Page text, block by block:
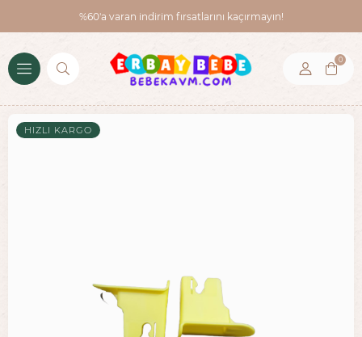
%60'a varan indirim fırsatlarını kaçırmayın!
0
HIZLI KARGO